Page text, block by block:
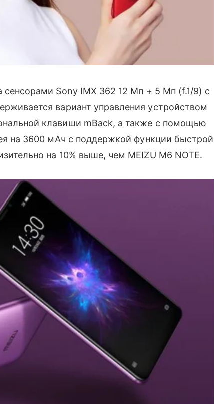
Sony IMX 362 12 Мп + 5 Мп (f.1/9) с
вариант управления устройством
клавиши mBack, а также с помощью
на 3600 мАч с поддержкой функции быстрой
на 10% выше, чем MEIZU M6 NOTE.